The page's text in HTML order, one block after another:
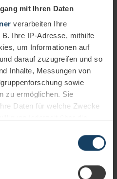
mit Ihren Daten
verarbeiten Ihre
Ihre IP-Adresse, mithilfe
um Informationen auf
darauf zuzugreifen und so
Inhalte, Messungen von
sowie
zu ermöglichen. Sie
Daten für welche Zwecke
widerrufen
30 Jahren: Innovation und
Engineering and
Skalierbarkeit und Sicherheit
Softwareentwicklung von